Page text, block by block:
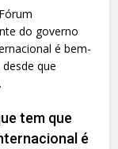
do governo
é bem-
que
tem que
é